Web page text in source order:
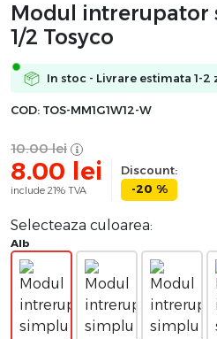
Modul intrerupator
1/2 Tosyco
In stoc - Livrare estimata 1-2
COD: TOS-MM1G1W12-W
10.00 lei
8.00 lei
include 21% TVA
Discount:
-20 %
Selecteaza culoarea:
Alb